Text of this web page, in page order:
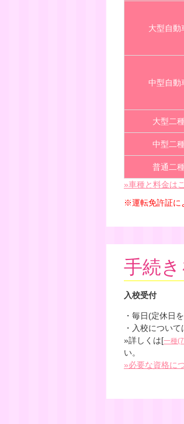
大型自動
中型自動
大型二
中型二
普通二
»車種と料金は
※運転免許証に
手続
入校受付
・毎日(定休日
・入校につい
»詳しくは[一種
い。
»必要な資格に